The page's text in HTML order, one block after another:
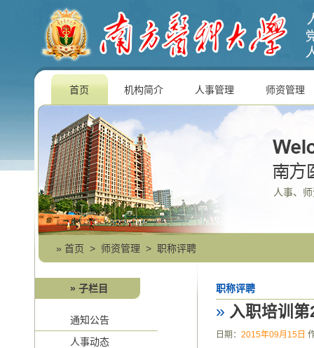
首页 机构简介 人事管理 师资管理
人事、
» 首页 > 师资管理 > 职称评聘
» 子栏目
通知公告
人事动态
职称评聘
» 入职培训
日期： 2015年09月15日